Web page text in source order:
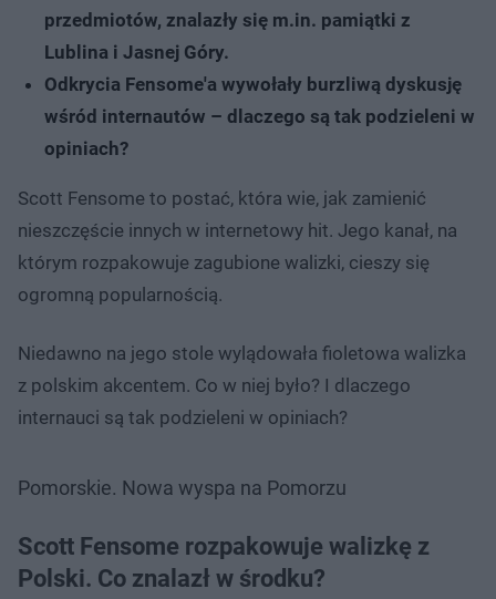
przedmiotów, znalazły się m.in. pamiątki z
Lublina i Jasnej Góry.
Odkrycia Fensome'a wywołały burzliwą dyskusję
wśród internautów – dlaczego są tak podzieleni w
opiniach?
Scott Fensome to postać, która wie, jak zamienić
nieszczęście innych w internetowy hit. Jego kanał, na
którym rozpakowuje zagubione walizki, cieszy się
ogromną popularnością.
Niedawno na jego stole wylądowała fioletowa walizka
z polskim akcentem. Co w niej było? I dlaczego
internauci są tak podzieleni w opiniach?
Pomorskie. Nowa wyspa na Pomorzu
Scott Fensome rozpakowuje walizkę z
Polski. Co znalazł w środku?